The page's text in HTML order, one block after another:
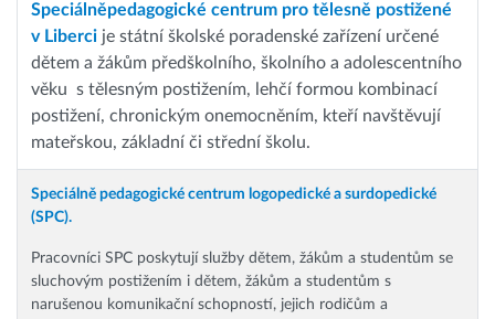
Speciálněpedagogické centrum pro tělesně postižené
v Liberci je státní školské poradenské zařízení určené
dětem a žákům předškolního, školního a adolescentního
věku s tělesným postižením, lehčí formou kombinací
postižení, chronickým onemocněním, kteří navštěvují
mateřskou, základní či střední školu.
Speciálně pedagogické centrum logopedické a surdopedické
(SPC).
Pracovníci SPC poskytují služby dětem, žákům a studentům se
sluchovým postižením i dětem, žákům a studentům s
narušenou komunikační schopností, jejich rodičům a